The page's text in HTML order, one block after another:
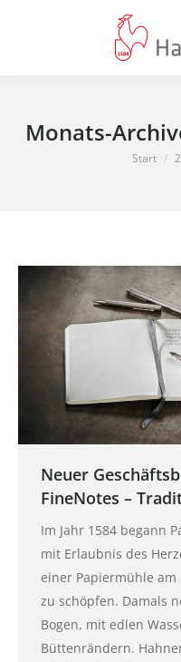
Monats-
Sie
Start
Neuer
FineNotes –
Im Jahr 1584 begann
mit Erlaubnis des
einer Papiermühle
zu schöpfen. Damals
Bogen, mit edlen
Büttenrändern.